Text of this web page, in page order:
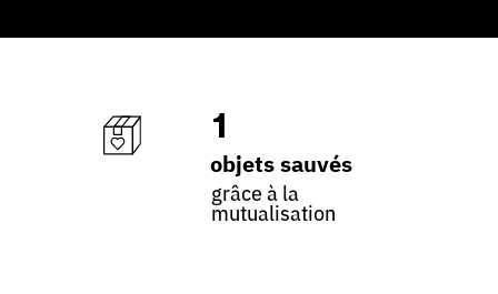
1
objets sauvés
grâce à la
mutualisation